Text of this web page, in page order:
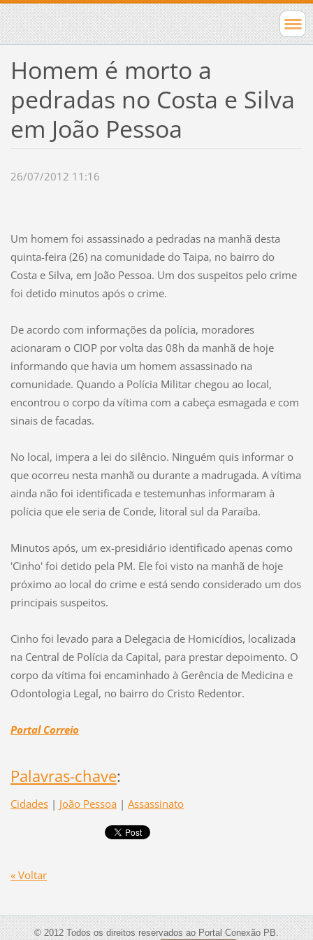
Homem é morto a
pedradas no Costa e Silva
em João Pessoa
26/07/2012 11:16
Um homem foi assassinado a pedradas na manhã desta
quinta-feira (26) na comunidade do Taipa, no bairro do
Costa e Silva, em João Pessoa. Um dos suspeitos pelo crime
foi detido minutos após o crime.
De acordo com informações da polícia, moradores
acionaram o CIOP por volta das 08h da manhã de hoje
informando que havia um homem assassinado na
comunidade. Quando a Polícia Militar chegou ao local,
encontrou o corpo da vítima com a cabeça esmagada e com
sinais de facadas.
No local, impera a lei do silêncio. Ninguém quis informar o
que ocorreu nesta manhã ou durante a madrugada. A vítima
ainda não foi identificada e testemunhas informaram à
polícia que ele seria de Conde, litoral sul da Paraíba.
Minutos após, um ex-presidiário identificado apenas como
'Cinho' foi detido pela PM. Ele foi visto na manhã de hoje
próximo ao local do crime e está sendo considerado um dos
principais suspeitos.
Cinho foi levado para a Delegacia de Homicídios, localizada
na Central de Polícia da Capital, para prestar depoimento. O
corpo da vítima foi encaminhado à Gerência de Medicina e
Odontologia Legal, no bairro do Cristo Redentor.
Portal Correio
Palavras-chave:
Cidades | João Pessoa | Assassinato
« Voltar
© 2012 Todos os direitos reservados ao Portal Conexão PB.